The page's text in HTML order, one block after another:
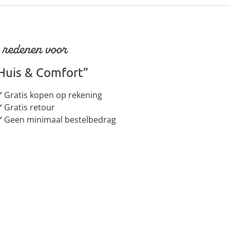
voor
& Comfort”
Gratis kopen op rekening
Gratis retour
Geen minimaal bestelbedrag